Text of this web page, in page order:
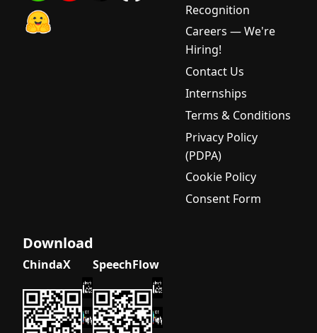
Recognition
Careers — We're
Hiring!
Contact Us
Internships
Terms & Conditions
Privacy Policy
(PDPA)
Cookie Policy
Consent Form
Download
ChindaX SpeechFlow